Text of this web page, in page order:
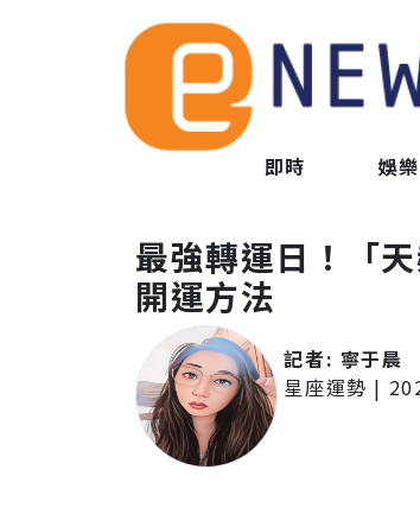
即時 娛樂
最強轉運日！「
開運方法
記者: 寧于晨
星座運勢 |